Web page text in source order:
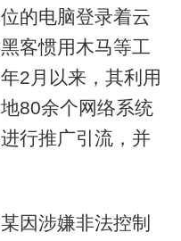
的电脑登录着云
客惯用木马等工
2月以来，其利用
80余个网络系统
行推广引流，并
涉嫌非法控制